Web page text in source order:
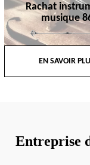
Rachat
musique
EN SAVOIR
Entreprise